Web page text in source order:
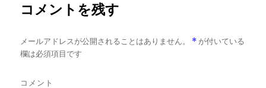
コメントを残す
メールアドレスが公開されることはありません。 * が付いている
欄は必須項目です
コメント